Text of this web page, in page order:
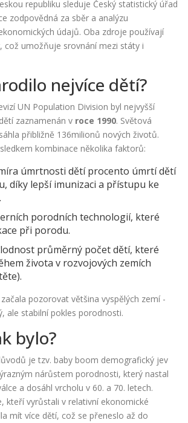
republiku sleduje Český statistický úřad
zodpovědná za sběr a analýzu
údajů. Oba zdroje používají
což umožňuje srovnání mezi státy i
nejvíce dětí?
UN Population Division byl nejvyšší
zaznamenán v roce 1990. Světová
přibližně 136milionů nových životů.
kombinace několika faktorů:
úmrtnosti dětí procento úmrtí dětí
, díky lepší imunizaci a přístupu ke
porodních technologií, které
při porodu.
průměrný počet dětí, které
života v rozvojových zemích
pozorovat většina vyspělých zemí -
ale stabilní pokles porodnosti.
bylo?
je tzv. baby boom demografický jev
nárůstem porodnosti, který nastal
a dosáhl vrcholu v 60. a 70. letech.
kteří vyrůstali v relativní ekonomické
mít více dětí, což se přeneslo až do